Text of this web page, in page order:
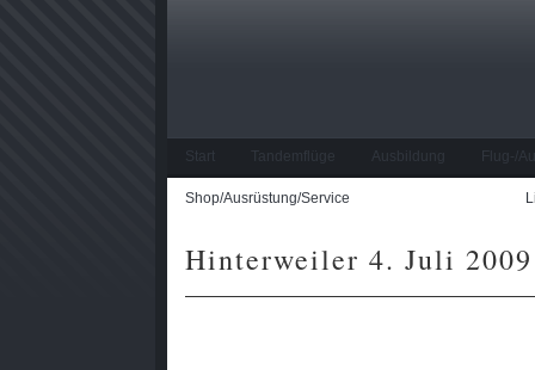
Start Tandemflüge Ausbildung
Shop/Ausrüstung/Service
Hinterweiler 4. Juli 2009